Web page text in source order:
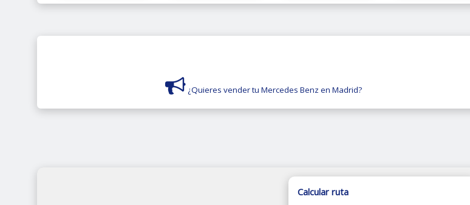
¿Quieres vender tu Mercedes Benz en Madrid?
Calcular ruta